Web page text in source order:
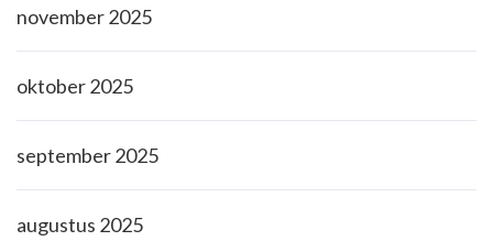
november 2025
oktober 2025
september 2025
augustus 2025